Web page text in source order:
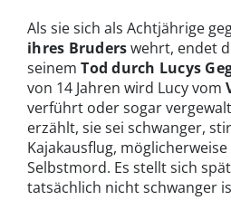
Als sie sich als Achtjährige
ihres Bruderswehrt, endet
seinem Tod durch Lucys
von 14 Jahren wird Lucy vom
verführt oder sogar
erzählt, sie sei schwanger,
Kajakausflug,
Selbstmord. Es stellt sich
tatsächlich nicht schwanger